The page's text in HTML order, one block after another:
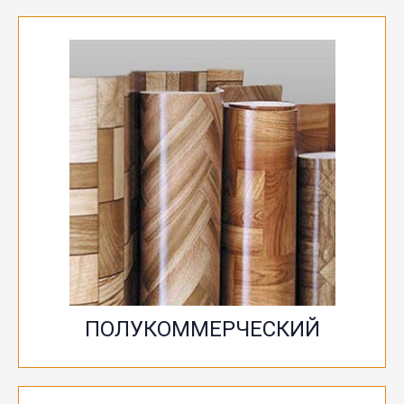
ПОЛУКОММЕРЧЕСКИЙ
Также отличается богатым ассортиментов
дизайнов и красок. Защитный слой у него вдвое
толще бытового линолеума – 0.7 мм, что
обуславливает и более длительный срок
эксплуатации – до 20 лет. Такой материал
подходит для различных бытовых помещений –
коридоров, кухонь, гостиных и столовых, а также
для небольших офисов с минимумом
сотрудников.